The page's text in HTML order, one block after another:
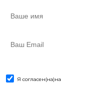
Я согласен(на)на